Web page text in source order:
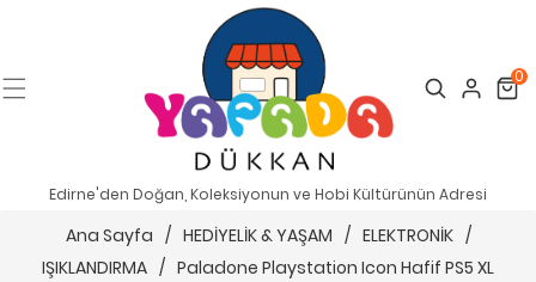
Search Cart
0
Edirne'den Doğan, Koleksiyonun ve Hobi Kültürünün Adresi
Ana Sayfa / HEDİYELİK & YAŞAM / ELEKTRONİK /
IŞIKLANDIRMA / Paladone Playstation Icon Hafif PS5 XL